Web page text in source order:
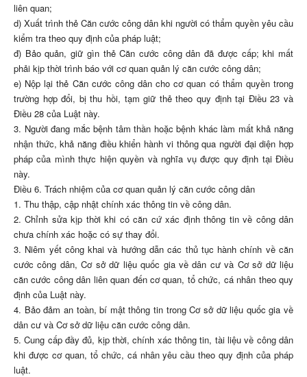
liên quan;
d) Xuất trình thẻ Căn cước công dân khi người có thẩm quyền yêu cầu
kiểm tra theo quy định của pháp luật;
đ) Bảo quản, giữ gìn thẻ Căn cước công dân đã được cấp; khi mất
phải kịp thời trình báo với cơ quan quản lý căn cước công dân;
e) Nộp lại thẻ Căn cước công dân cho cơ quan có thẩm quyền trong
trường hợp đổi, bị thu hồi, tạm giữ thẻ theo quy định tại Điều 23 và
Điều 28 của Luật này.
3. Người đang mắc bệnh tâm thần hoặc bệnh khác làm mất khả năng
nhận thức, khả năng điều khiển hành vi thông qua người đại diện hợp
pháp của mình thực hiện quyền và nghĩa vụ được quy định tại Điều
này.
Điều 6. Trách nhiệm của cơ quan quản lý căn cước công dân
1. Thu thập, cập nhật chính xác thông tin về công dân.
2. Chỉnh sửa kịp thời khi có căn cứ xác định thông tin về công dân
chưa chính xác hoặc có sự thay đổi.
3. Niêm yết công khai và hướng dẫn các thủ tục hành chính về căn
cước công dân, Cơ sở dữ liệu quốc gia về dân cư và Cơ sở dữ liệu
căn cước công dân liên quan đến cơ quan, tổ chức, cá nhân theo quy
định của Luật này.
4. Bảo đảm an toàn, bí mật thông tin trong Cơ sở dữ liệu quốc gia về
dân cư và Cơ sở dữ liệu căn cước công dân.
5. Cung cấp đầy đủ, kịp thời, chính xác thông tin, tài liệu về công dân
khi được cơ quan, tổ chức, cá nhân yêu cầu theo quy định của pháp
luật.